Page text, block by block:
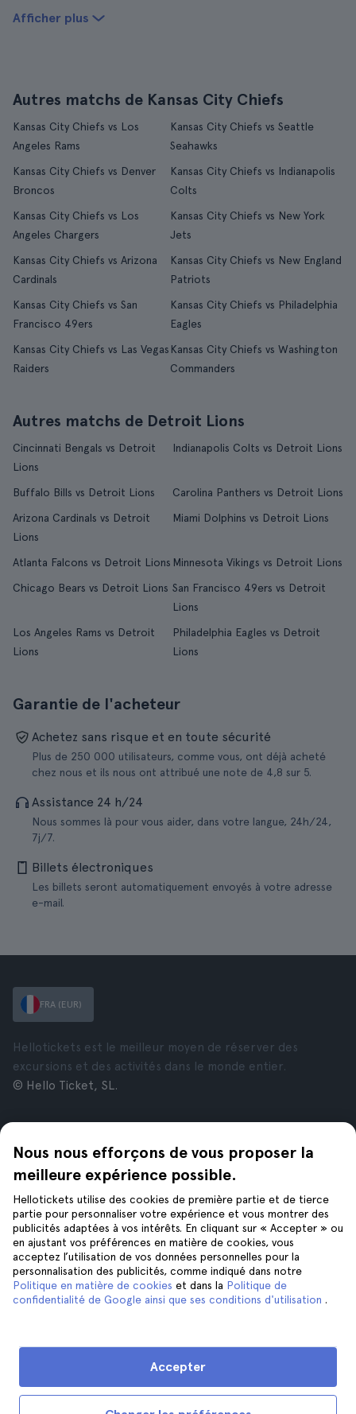
Afficher plus
Autres matchs de Kansas City Chiefs
Kansas City Chiefs vs Los
Angeles Rams
Kansas City Chiefs vs Seattle
Seahawks
Kansas City Chiefs vs Denver
Broncos
Kansas City Chiefs vs Indianapolis
Colts
Kansas City Chiefs vs Los
Angeles Chargers
Kansas City Chiefs vs New York
Jets
Kansas City Chiefs vs Arizona
Cardinals
Kansas City Chiefs vs New England
Patriots
Kansas City Chiefs vs San
Francisco 49ers
Kansas City Chiefs vs Philadelphia
Eagles
Kansas City Chiefs vs Las Vegas
Raiders
Kansas City Chiefs vs Washington
Commanders
Autres matchs de Detroit Lions
Cincinnati Bengals vs Detroit
Lions
Indianapolis Colts vs Detroit Lions
Buffalo Bills vs Detroit Lions
Carolina Panthers vs Detroit Lions
Arizona Cardinals vs Detroit
Lions
Miami Dolphins vs Detroit Lions
Atlanta Falcons vs Detroit Lions Minnesota Vikings vs Detroit Lions
Chicago Bears vs Detroit Lions San Francisco 49ers vs Detroit
Lions
Los Angeles Rams vs Detroit
Lions
Philadelphia Eagles vs Detroit
Lions
Garantie de l'acheteur
Achetez sans risque et en toute sécurité
Plus de 250 000 utilisateurs, comme vous, ont déjà acheté
chez nous et ils nous ont attribué une note de 4,8 sur 5.
Assistance 24 h/24
Nous sommes là pour vous aider, dans votre langue, 24h/24,
7j/7.
Billets électroniques
Les billets seront automatiquement envoyés à votre adresse
e-mail.
Nous nous efforçons de vous proposer la
meilleure expérience possible.
Hellotickets utilise des cookies de première partie et de tierce
partie pour personnaliser votre expérience et vous montrer des
publicités adaptées à vos intérêts. En cliquant sur « Accepter » ou
en ajustant vos préférences en matière de cookies, vous
acceptez l’utilisation de vos données personnelles pour la
personnalisation des publicités, comme indiqué dans notre
Politique en matière de cookies et dans la Politique de
confidentialité de Google ainsi que ses conditions d'utilisation .
Accepter
FRA (EUR)
Hellotickets est le meilleur moyen de réserver des
excursions et des activités dans le monde entier.
© Hello Ticket, SL.
À propos de nous
Offres d’emploi
Avis
Confidentialité
Conditions générales
Mentions Légales
Cookies
New York
Rome
Londres
Grenade
Cracovie
Tenerife
Aide